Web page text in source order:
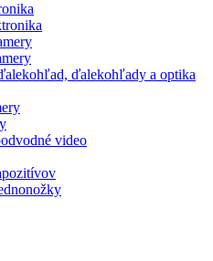
ďalekohľady a optika
video